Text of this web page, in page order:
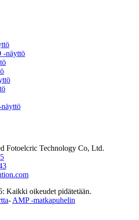
-näyttö
Fotoelcric Technology Co, Ltd.
Kaikki oikeudet pidätetään.
- AMP -matkapuhelin